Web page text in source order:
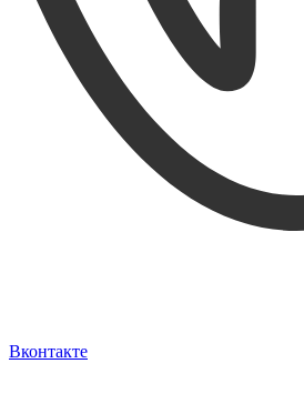
Вконтакте